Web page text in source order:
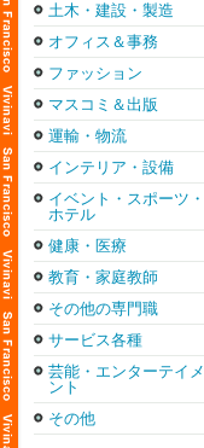
土木・建設・製造
オフィス＆事務
ファッション
マスコミ＆出版
運輸・物流
インテリア・設備
イベント・スポーツ・
ホテル
健康・医療
教育・家庭教師
その他の専門職
サービス各種
芸能・エンターテイメ
ント
その他